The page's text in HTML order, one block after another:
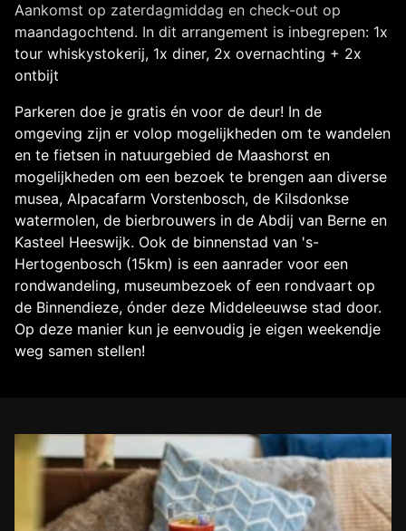
Aankomst op zaterdagmiddag en check-out op
maandagochtend. In dit arrangement is inbegrepen: 1x
tour whiskystokerij, 1x diner, 2x overnachting + 2x
ontbijt
Parkeren doe je gratis én voor de deur! In de
omgeving zijn er volop mogelijkheden om te wandelen
en te fietsen in natuurgebied de Maashorst en
mogelijkheden om een bezoek te brengen aan diverse
musea, Alpacafarm Vorstenbosch, de Kilsdonkse
watermolen, de bierbrouwers in de Abdij van Berne en
Kasteel Heeswijk. Ook de binnenstad van 's-
Hertogenbosch (15km) is een aanrader voor een
rondwandeling, museumbezoek of een rondvaart op
de Binnendieze, ónder deze Middeleeuwse stad door.
Op deze manier kun je eenvoudig je eigen weekendje
weg samen stellen!